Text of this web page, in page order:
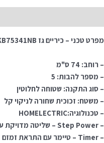
מפרט טכני – כיריים גז AEG HKB75341NB
– רוחב: 74 ס"מ
– מספר להבות: 5
– סוג התקנה: שטוחה לחלוטין
– משטח: זכוכית שחורה לניקוי קל
– טכנולוגיה:HOMELECTRIC
– Step Power – שליטה מדויקת עם 9 דרגות עוצמה לכל להבה
– Timer – טיימר עם התראת זמזם